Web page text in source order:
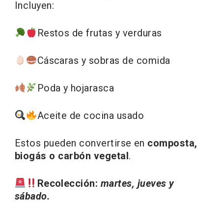
Incluyen:
Restos de frutas y verduras
Cáscaras y sobras de comida
Poda y hojarasca
Aceite de cocina usado
Estos pueden convertirse en composta,
biogás o carbón vegetal.
Recolección: martes, jueves y
sábado.